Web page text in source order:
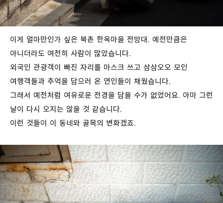
이게 얼마만인가 싶은 북촌 한옥마을 전망대. 예전만큼은
아니더라도 여전히 사람이 많았습니다.
외국인 관광객이 빠진 자리를 마스크 쓰고 삼삼오오 모인
여행객들과 추억을 담으러 온 연인들이 채웠습니다.
그래서 예전처럼 여유로운 전경을 담을 수가 없었어요. 아마 그런
날이 다시 오지는 않을 것 같습니다.
이런 것들이 이 동네와 골목의 변화겠죠.